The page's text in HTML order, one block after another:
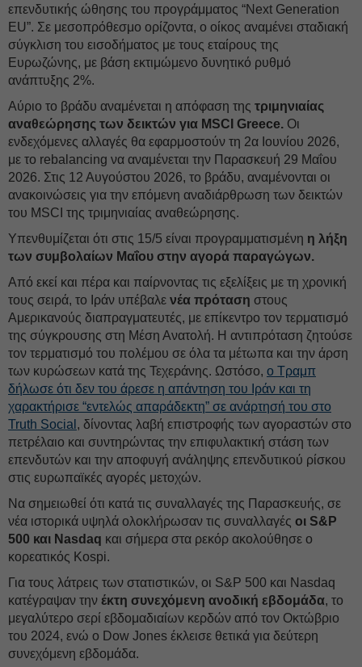
επενδυτικής ώθησης του προγράμματος “Next Generation
EU”. Σε μεσοπρόθεσμο ορίζοντα, ο οίκος αναμένει σταδιακή
σύγκλιση του εισοδήματος με τους εταίρους της
Ευρωζώνης, με βάση εκτιμώμενο δυνητικό ρυθμό
ανάπτυξης 2%.
Αύριο το βράδυ αναμένεται η απόφαση της τριμηνιαίας
αναθεώρησης των δεικτών για MSCI Greece. Οι
ενδεχόμενες αλλαγές θα εφαρμοστούν τη 2α Ιουνίου 2026,
με το rebalancing να αναμένεται την Παρασκευή 29 Μαΐου
2026. Στις 12 Αυγούστου 2026, το βράδυ, αναμένονται οι
ανακοινώσεις για την επόμενη αναδιάρθρωση των δεικτών
του MSCI της τριμηνιαίας αναθεώρησης.
Υπενθυμίζεται ότι στις 15/5 είναι προγραμματισμένη η λήξη
των συμβολαίων Μαΐου στην αγορά παραγώγων.
Από εκεί και πέρα και παίρνοντας τις εξελίξεις με τη χρονική
τους σειρά, το Ιράν υπέβαλε νέα πρόταση στους
Αμερικανούς διαπραγματευτές, με επίκεντρο τον τερματισμό
της σύγκρουσης στη Μέση Ανατολή. Η αντιπρόταση ζητούσε
τον τερματισμό του πολέμου σε όλα τα μέτωπα και την άρση
των κυρώσεων κατά της Τεχεράνης. Ωστόσο, ο Τραμπ
δήλωσε ότι δεν του άρεσε η απάντηση του Ιράν και τη
χαρακτήρισε “εντελώς απαράδεκτη” σε ανάρτησή του στο
Truth Social , δίνοντας λαβή επιστροφής των αγοραστών στο
πετρέλαιο και συντηρώντας την επιφυλακτική στάση των
επενδυτών και την αποφυγή ανάληψης επενδυτικού ρίσκου
στις ευρωπαϊκές αγορές μετοχών.
Να σημειωθεί ότι κατά τις συναλλαγές της Παρασκευής, σε
νέα ιστορικά υψηλά ολοκλήρωσαν τις συναλλαγές οι S&P
500 και Nasdaq και σήμερα στα ρεκόρ ακολούθησε ο
κορεατικός Kospi.
Για τους λάτρεις των στατιστικών, οι S&P 500 και Nasdaq
κατέγραψαν την έκτη συνεχόμενη ανοδική εβδομάδα, το
μεγαλύτερο σερί εβδομαδιαίων κερδών από τον Οκτώβριο
του 2024, ενώ ο Dow Jones έκλεισε θετικά για δεύτερη
συνεχόμενη εβδομάδα.